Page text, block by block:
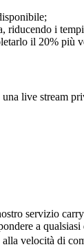
i
il 20% più
live stream
servizio
a qualsiasi
velocità di